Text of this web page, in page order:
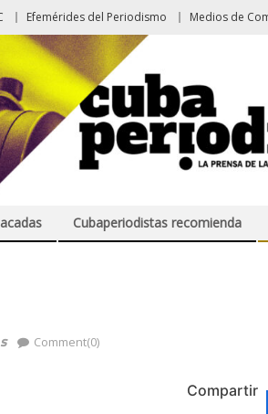
Efemérides del Periodismo Medios de
Cubaperiodistas recomienda
Comment(0)
Compartir